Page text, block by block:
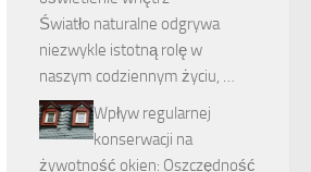
Światło naturalne odgrywa
niezwykle istotną rolę w
naszym codziennym życiu, …
Wpływ regularnej
konserwacji na
żywotność okien: Oszczędność